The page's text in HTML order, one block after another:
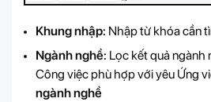
Khung nhập: Nhập từ khóa cần
Ngành nghề: Lọc kết quả ngành
Công việc phù hợp với yêu Ứng
ngành nghề